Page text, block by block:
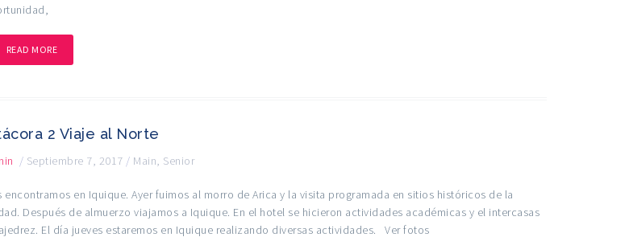
READ MORE
2 Viaje al Norte
/ Septiembre 7, 2017 / Main, Senior
encontramos en Iquique. Ayer fuimos al morro de Arica y la visita programada en sitios históricos de la
Después de almuerzo viajamos a Iquique. En el hotel se hicieron actividades académicas y el intercasas
El día jueves estaremos en Iquique realizando diversas actividades. Ver fotos